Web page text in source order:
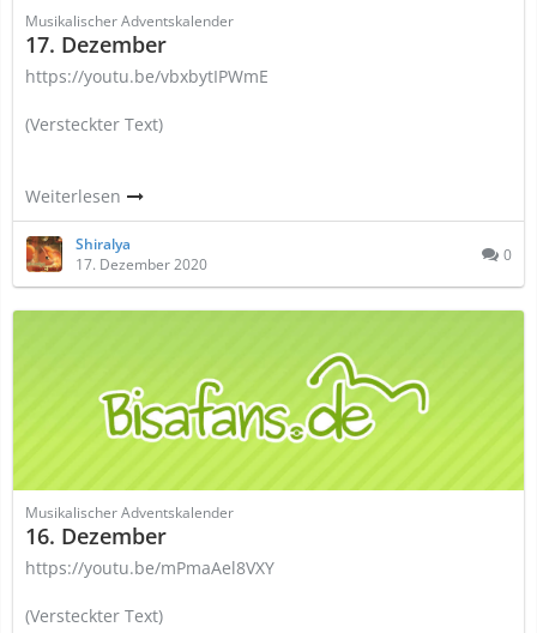
Musikalischer Adventskalender
17. Dezember
https://youtu.be/vbxbytIPWmE
(Versteckter Text)
Weiterlesen
Shiralya
17. Dezember 2020
0
Musikalischer Adventskalender
16. Dezember
https://youtu.be/mPmaAel8VXY
(Versteckter Text)